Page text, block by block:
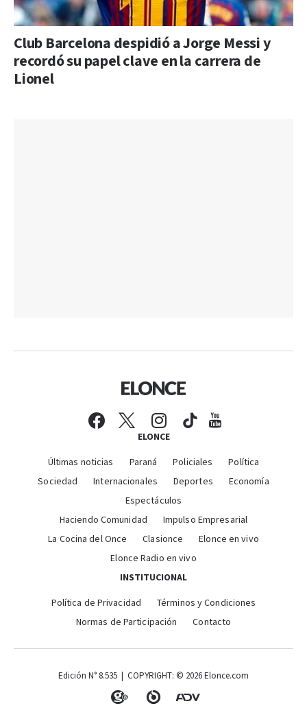
Club Barcelona despidió a Jorge Messi y
recordó su papel clave en la carrera de
Lionel
ELONCE
Últimas noticias Paraná Policiales
Política
Sociedad
Internacionales Deportes
Economía
Espectáculos
Haciendo Comunidad
Impulso Empresarial
La Cocina del Once
Clasionce
Elonce en vivo
Elonce Radio en vivo
INSTITUCIONAL
Política de Privacidad
Términos y Condiciones
Normas de Participación
Contacto
Edición N° 8.535 | COPYRIGHT: © 2026 Elonce.com